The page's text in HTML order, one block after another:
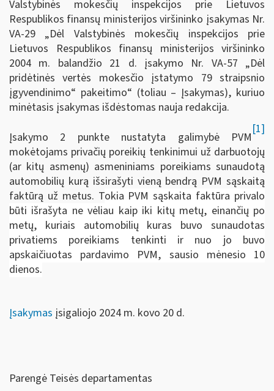
Valstybinės mokesčių inspekcijos prie Lietuvos
Respublikos finansų ministerijos viršininko įsakymas Nr.
VA-29 „Dėl Valstybinės mokesčių inspekcijos prie
Lietuvos Respublikos finansų ministerijos viršininko
2004 m. balandžio 21 d. įsakymo Nr. VA-57 „Dėl
pridėtinės vertės mokesčio įstatymo 79 straipsnio
įgyvendinimo“ pakeitimo“ (toliau – Įsakymas), kuriuo
minėtasis įsakymas išdėstomas nauja redakcija.
Įsakymo 2 punkte nustatyta galimybė PVM
[1]
mokėtojams privačių poreikių tenkinimui už darbuotojų
(ar kitų asmenų) asmeniniams poreikiams sunaudotą
automobilių kurą išsirašyti vieną bendrą PVM sąskaitą
faktūrą už metus. Tokia PVM sąskaita faktūra privalo
būti išrašyta ne vėliau kaip iki kitų metų, einančių po
metų, kuriais automobilių kuras buvo sunaudotas
privatiems poreikiams tenkinti ir nuo jo buvo
apskaičiuotas pardavimo PVM, sausio mėnesio 10
dienos.
Įsakymas įsigaliojo 2024 m. kovo 20 d.
Parengė Teisės departamentas